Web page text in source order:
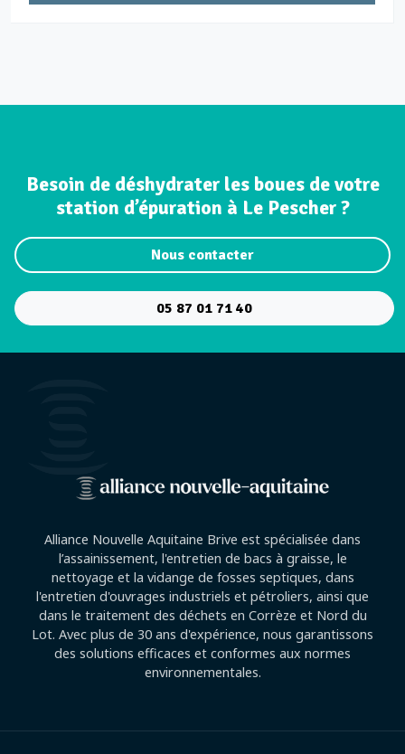
Besoin de déshydrater les boues de votre
station d’épuration à Le Pescher ?
Nous contacter
05 87 01 71 40
Alliance Nouvelle Aquitaine Brive est spécialisée dans
l’assainissement, l'entretien de bacs à graisse, le
nettoyage et la vidange de fosses septiques, dans
l'entretien d'ouvrages industriels et pétroliers, ainsi que
dans le traitement des déchets en Corrèze et Nord du
Lot. Avec plus de 30 ans d'expérience, nous garantissons
des solutions efficaces et conformes aux normes
environnementales.